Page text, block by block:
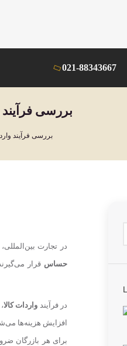
021-88343667
بررسی
بررسی فرآیند
در تجارت
حساس قرار
در فرآیند واردات کالا
افزایش هزینه‌ها
برای هر بازرگان